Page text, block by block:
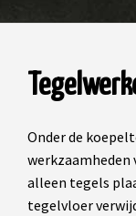
Onder de
alleen tegels
tegelvloer